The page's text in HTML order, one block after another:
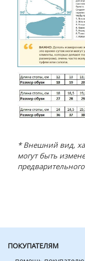
* Внешний вид,
могут быть
ПОКУПАТЕЛЯМ